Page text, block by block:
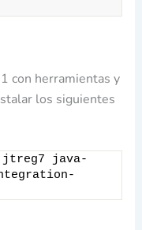
con herramientas y
los siguientes
java-